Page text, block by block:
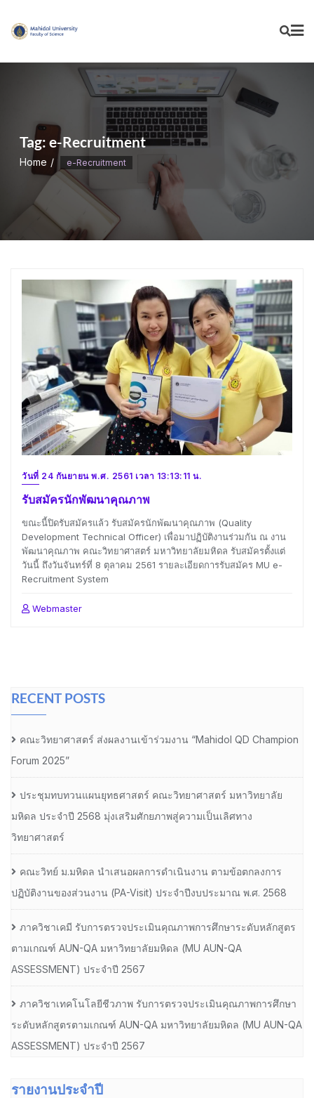
content
Tag: e-Recruitment
Home e-Recruitment
วันที่ 24 กันยายน พ.ศ. 2561 เวลา 13:13:11 น.
รับสมัครนักพัฒนาคุณภาพ
ขณะนี้ปิดรับสมัครแล้ว รับสมัครนักพัฒนาคุณภาพ (Quality
Development Technical Officer) เพื่อมาปฏิบัติงานร่วมกัน ณ งาน
พัฒนาคุณภาพ คณะวิทยาศาสตร์ มหาวิทยาลัยมหิดล รับสมัครตั้งแต่
วันนี้ ถึงวันจันทร์ที่ 8 ตุลาคม 2561 รายละเอียดการรับสมัคร MU e-
Recruitment System
Webmaster
RECENT POSTS
คณะวิทยาศาสตร์ ส่งผลงานเข้าร่วมงาน “Mahidol QD Champion
Forum 2025”
ประชุมทบทวนแผนยุทธศาสตร์ คณะวิทยาศาสตร์ มหาวิทยาลัย
มหิดล ประจำปี 2568 มุ่งเสริมศักยภาพสู่ความเป็นเลิศทาง
วิทยาศาสตร์
คณะวิทย์ ม.มหิดล นำเสนอผลการดำเนินงาน ตามข้อตกลงการ
ปฏิบัติงานของส่วนงาน (PA-Visit) ประจำปีงบประมาณ พ.ศ. 2568
ภาควิชาเคมี รับการตรวจประเมินคุณภาพการศึกษาระดับหลักสูตร
ตามเกณฑ์ AUN-QA มหาวิทยาลัยมหิดล (MU AUN-QA
ASSESSMENT) ประจำปี 2567
ภาควิชาเทคโนโลยีชีวภาพ รับการตรวจประเมินคุณภาพการศึกษา
ระดับหลักสูตรตามเกณฑ์ AUN-QA มหาวิทยาลัยมหิดล (MU AUN-QA
ASSESSMENT) ประจำปี 2567
รายงานประจำปี